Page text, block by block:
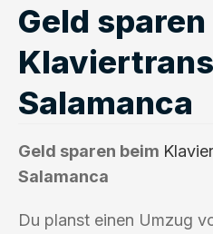
Geld
Salamanca
Geld sparen beim
Salamanca
Du planst einen Umzug